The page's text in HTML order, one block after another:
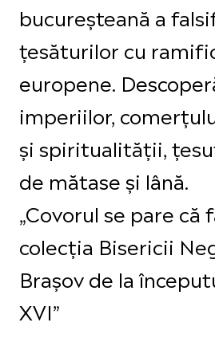
bucureșteană a
țesăturilor cu
europene.
imperiilor,
și spiritualității,
de mătase și lână.
„Covorul se pare că
colecția Bisericii
Brașov de la
XVI”